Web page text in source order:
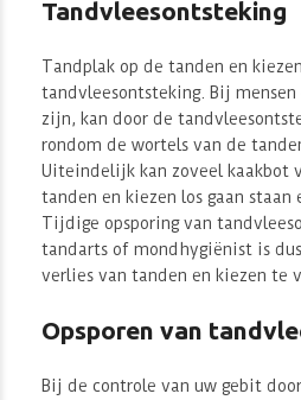
Tandvleesontsteking
Tandplak op de tanden en
tandvleesontsteking. Bij
zijn, kan door de
rondom de wortels van de
Uiteindelijk kan zoveel kaakbot
tanden en kiezen los gaan
Tijdige opsporing van
tandarts of mondhygiënist is
verlies van tanden en kiezen te
Opsporen van
Bij de controle van uw gebit